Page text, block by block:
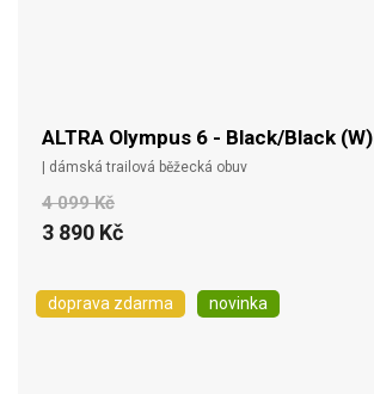
ALTRA Olympus 6 - Black/Black (W)
| dámská trailová běžecká obuv
4 099 Kč
3 890 Kč
doprava zdarma novinka